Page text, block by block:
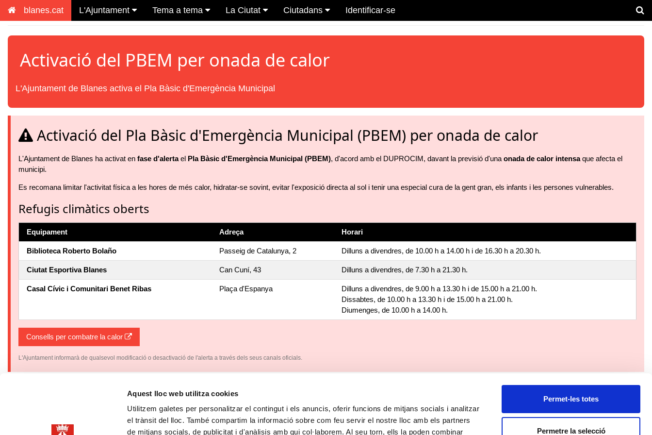
Aquest lloc web utilitza cookies
Utilitzem galetes per personalitzar el contingut i els anuncis, oferir funcions de mitjans socials i analitzar
el trànsit del lloc. També compartim la informació sobre com feu servir el nostre lloc amb els partners
de mitjans socials, de publicitat i d'anàlisis amb qui col·laborem. Al seu torn, ells la poden combinar
Permet-les totes
Permetre la selecció
blanes.cat L'Ajuntament Tema a tema La Ciutat Ciutadans Identificar-se
Activació del PBEM per onada de calor
L'Ajuntament de Blanes activa el Pla Bàsic d'Emergència Municipal
Activació del Pla Bàsic d'Emergència Municipal (PBEM) per onada de calor
L'Ajuntament de Blanes ha activat en fase d'alertael Pla Bàsic d'Emergència Municipal (PBEM), d'acord amb el DUPROCIM, davant la previsió d'una onada de calor intensaque afecta el
municipi.
Es recomana limitar l'activitat física a les hores de més calor, hidratar-se sovint, evitar l'exposició directa al sol i tenir una especial cura de la gent gran, els infants i les persones vulnerables.
Refugis climàtics oberts
Equipament Adreça Horari
Biblioteca Roberto Bolaño Passeig de Catalunya, 2 Dilluns a divendres, de 10.00 h a 14.00 h i de 16.30 h a 20.30 h.
Ciutat Esportiva Blanes Can Cuní, 43 Dilluns a divendres, de 7.30 h a 21.30 h.
Casal Cívic i Comunitari Benet Ribas Plaça d'Espanya
Dilluns a divendres, de 9.00 h a 13.30 h i de 15.00 h a 21.00 h.
Dissabtes, de 10.00 h a 13.30 h i de 15.00 h a 21.00 h.
Diumenges, de 10.00 h a 14.00 h.
Consells per combatre la calor
L'Ajuntament informarà de qualsevol modificació o desactivació de l'alerta a través dels seus canals oficials.
Data de realització: 07/08/2026 | Data de la darrera actualització: 07/13/2026